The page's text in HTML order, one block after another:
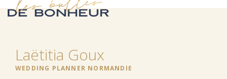
Laëtitia Goux
WEDDING PLANNER NORMANDIE